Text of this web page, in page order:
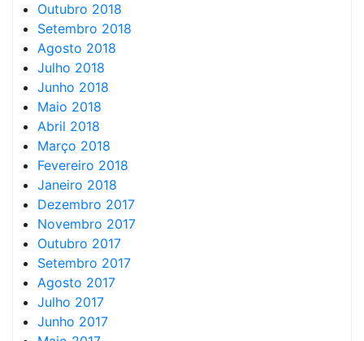
Outubro 2018
Setembro 2018
Agosto 2018
Julho 2018
Junho 2018
Maio 2018
Abril 2018
Março 2018
Fevereiro 2018
Janeiro 2018
Dezembro 2017
Novembro 2017
Outubro 2017
Setembro 2017
Agosto 2017
Julho 2017
Junho 2017